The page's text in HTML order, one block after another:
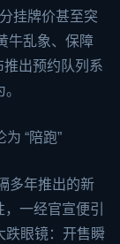
挂牌价甚至突
牛乱象、保障
出预约队列系
“陪跑”
多年推出的新
一经官宣便引
跌眼镜：开售瞬